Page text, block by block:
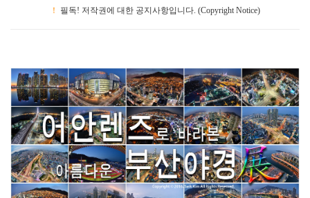
！
필독! 저작권에 대한 공지사항입니다. (Copyright Notice)